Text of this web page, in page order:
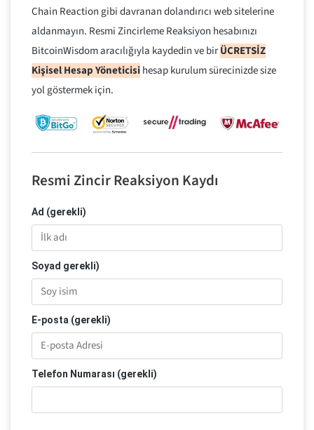
Chain Reaction gibi davranan dolandırıcı web sitelerine
aldanmayın. Resmi Zincirleme Reaksiyon hesabınızı
BitcoinWisdom aracılığıyla kaydedin ve birÜCRETSİZ
Kişisel Hesap Yöneticisihesap kurulum sürecinizde size
yol göstermek için.
Resmi Zincir Reaksiyon Kaydı
Ad (gerekli)
Soyad gerekli)
E-posta (gerekli)
Telefon Numarası (gerekli)